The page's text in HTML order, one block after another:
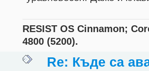
RESIST OS Cinnamon;
4800 (5200).
Re: Къде са